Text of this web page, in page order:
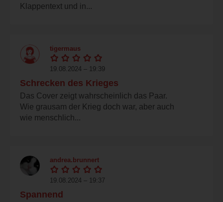
Klappentext und in...
tigermaus
19.08.2024 – 19:39
Schrecken des Krieges
Das Cover zeigt wahrscheinlich das Paar.
Wie grausam der Krieg doch war, aber auch
wie menschlich...
andrea.brunnert
19.08.2024 – 19:37
Spannend